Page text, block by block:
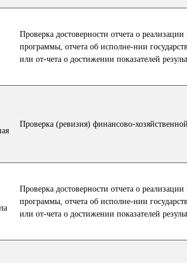
Проверка достоверности отчета о
программы, отчета об исполне-нии
или от-чета о достижении показателей
Проверка (ревизия) финансово-
Проверка достоверности отчета о
программы, отчета об исполне-нии
или от-чета о достижении показателей